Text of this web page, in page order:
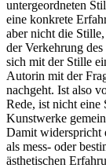
untergeordneten
eine konkrete
aber nicht die
der Verkehrung
sich mit der Stille
Autorin mit der
nachgeht. Ist also
Rede, ist nicht eine
Kunstwerke
Damit widerspricht
als mess- oder
ästhetischen